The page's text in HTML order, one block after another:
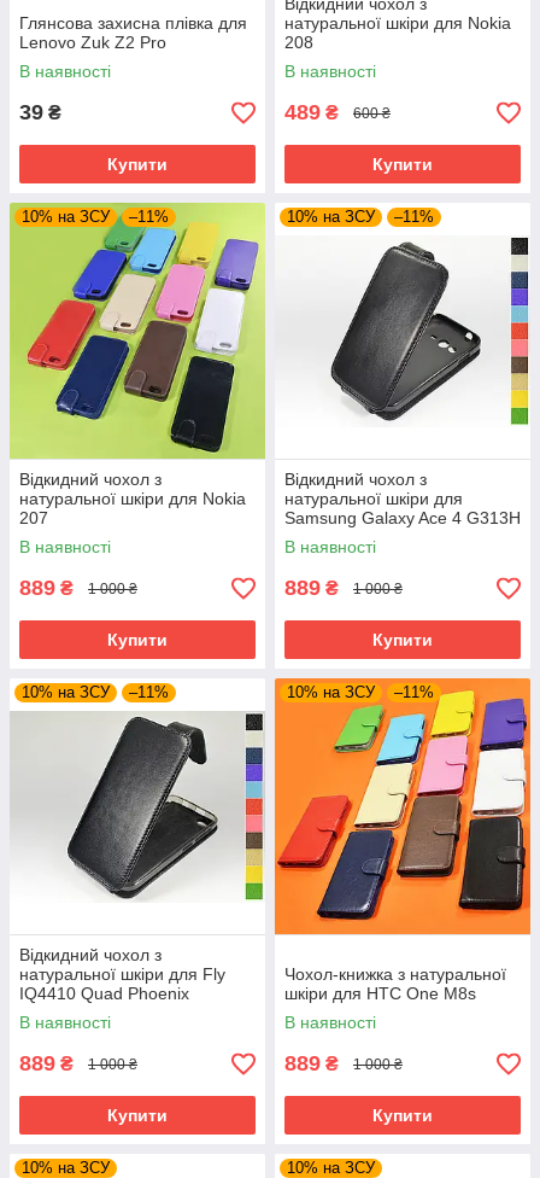
Глянсова захисна плівка для
Lenovo Zuk Z2 Pro
В наявності
39 ₴
Купити
натуральної шкіри для Nokia
208
В наявності
489 ₴ 600 ₴
Купити
10% на ЗСУ –11%
Відкидний чохол з
натуральної шкіри для Nokia
207
В наявності
889 ₴ 1 000 ₴
Купити
10% на ЗСУ –11%
Відкидний чохол з
натуральної шкіри для
Samsung Galaxy Ace 4 G313H
В наявності
889 ₴ 1 000 ₴
Купити
10% на ЗСУ –11%
Відкидний чохол з
натуральної шкіри для Fly
IQ4410 Quad Phoenix
В наявності
889 ₴ 1 000 ₴
Купити
10% на ЗСУ –11%
Чохол-книжка з натуральної
шкіри для HTC One M8s
В наявності
889 ₴ 1 000 ₴
Купити
10% на ЗСУ 10% на ЗСУ